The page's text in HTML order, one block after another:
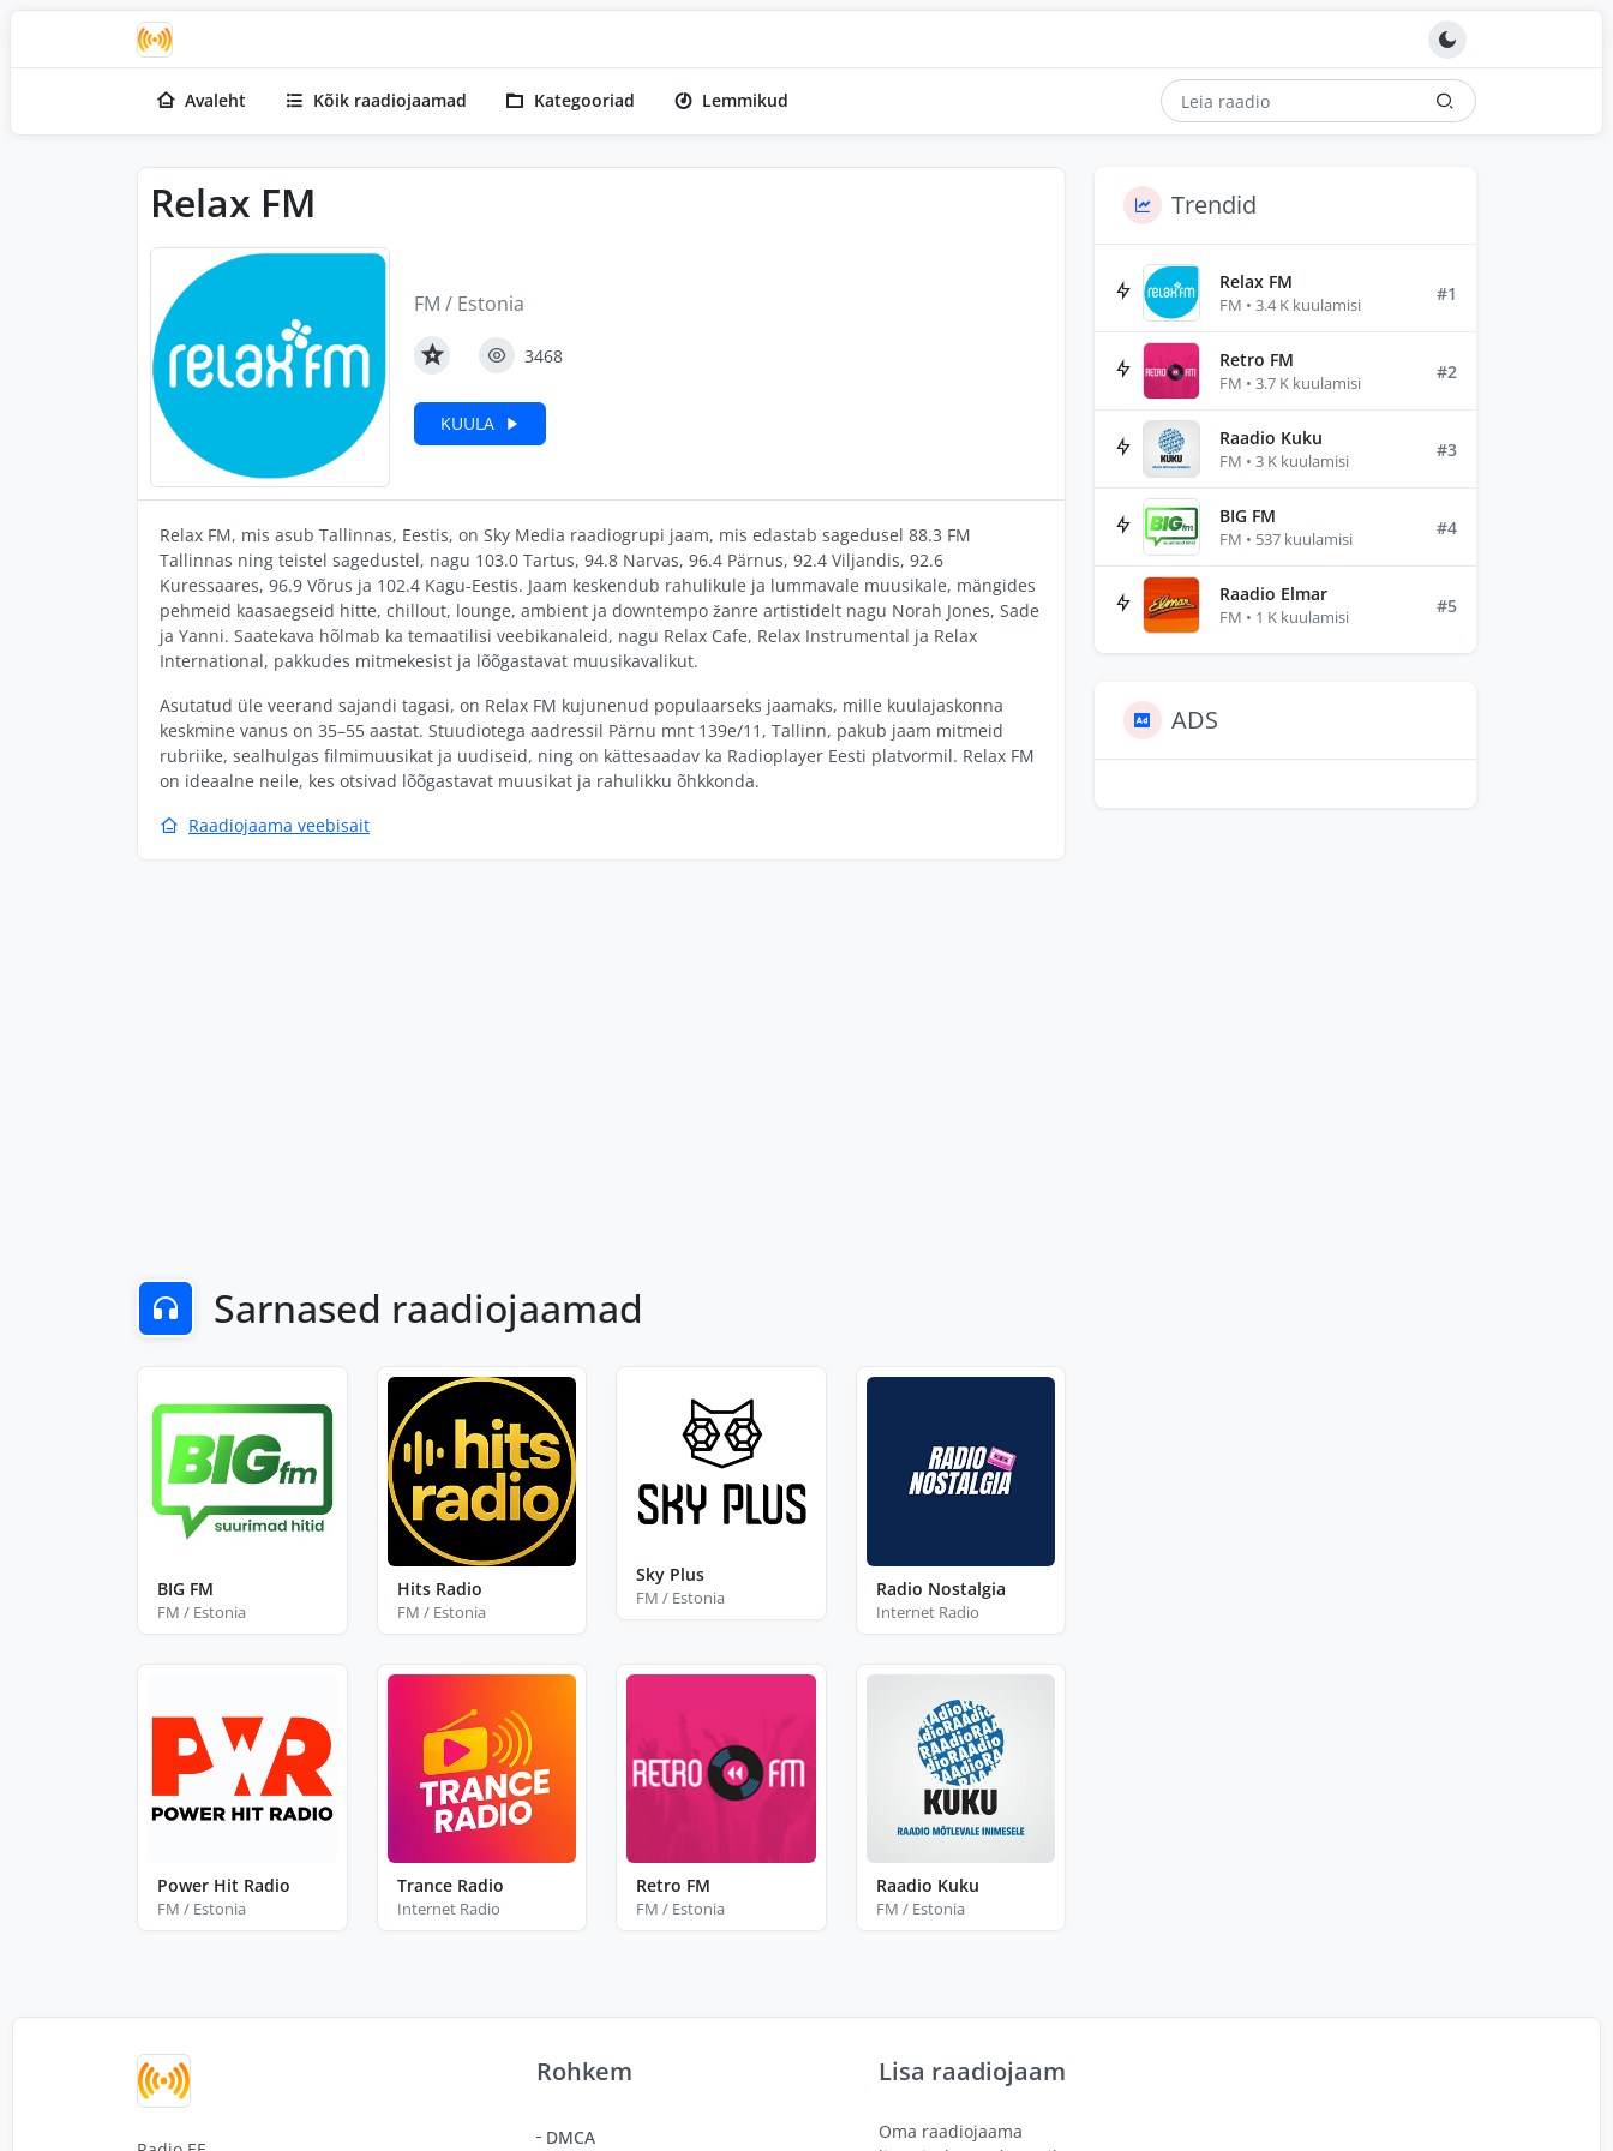
Avaleht Kõik raadiojaamad Kategooriad Lemmikud
Relax FM
FM / Estonia
3468
KUULA
Relax FM, mis asub Tallinnas, Eestis, on Sky Media raadiogrupi jaam, mis edastab sagedusel 88.3 FM
Tallinnas ning teistel sagedustel, nagu 103.0 Tartus, 94.8 Narvas, 96.4 Pärnus, 92.4 Viljandis, 92.6
Kuressaares, 96.9 Võrus ja 102.4 Kagu-Eestis. Jaam keskendub rahulikule ja lummavale muusikale, mängides
pehmeid kaasaegseid hitte, chillout, lounge, ambient ja downtempo žanre artistidelt nagu Norah Jones, Sade
ja Yanni. Saatekava hõlmab ka temaatilisi veebikanaleid, nagu Relax Cafe, Relax Instrumental ja Relax
International, pakkudes mitmekesist ja lõõgastavat muusikavalikut.
Asutatud üle veerand sajandi tagasi, on Relax FM kujunenud populaarseks jaamaks, mille kuulajaskonna
keskmine vanus on 35–55 aastat. Stuudiotega aadressil Pärnu mnt 139e/11, Tallinn, pakub jaam mitmeid
rubriike, sealhulgas filmimuusikat ja uudiseid, ning on kättesaadav ka Radioplayer Eesti platvormil. Relax FM
on ideaalne neile, kes otsivad lõõgastavat muusikat ja rahulikku õhkkonda.
Raadiojaama veebisait
Sarnased raadiojaamad
BIG FM
FM / Estonia
Hits Radio
FM / Estonia
Sky Plus
FM / Estonia Radio Nostalgia
Internet Radio
Power Hit Radio
FM / Estonia
Trance Radio
Internet Radio
Retro FM
FM / Estonia
Raadio Kuku
FM / Estonia
Trendid
Relax FM
FM • 3.4 K kuulamisi
#1
Retro FM
FM • 3.7 K kuulamisi
#2
Raadio Kuku
FM • 3 K kuulamisi
#3
BIG FM
FM • 537 kuulamisi
#4
Raadio Elmar
FM • 1 K kuulamisi
#5
ADS
Rohkem
DMCA
Lisa raadiojaam
Oma raadiojaama